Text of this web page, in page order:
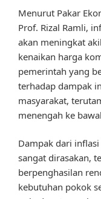
Menurut Pakar
Prof. Rizal Ramli,
akan meningkat
kenaikan harga
pemerintah yang
terhadap dampak
masyarakat,
menengah ke
Dampak dari
sangat dirasakan,
berpenghasilan
kebutuhan pokok